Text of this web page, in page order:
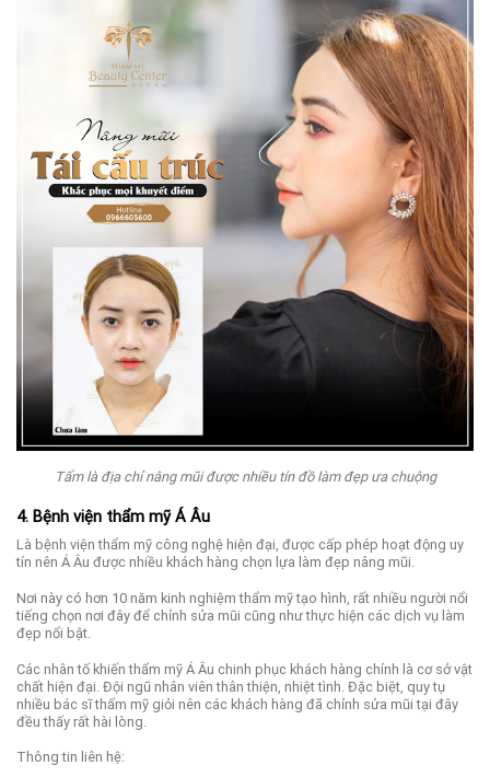
Tấm là địa chỉ nâng mũi được nhiều tín đồ làm đẹp ưa chuộng
4. Bệnh viện thẩm mỹ Á Âu
Là bệnh viện thẩm mỹ công nghệ hiện đại, được cấp phép hoạt động uy
tín nên Á Âu được nhiều khách hàng chọn lựa làm đẹp nâng mũi.
Nơi này có hơn 10 năm kinh nghiệm thẩm mỹ tạo hình, rất nhiều người nổi
tiếng chọn nơi đây để chỉnh sửa mũi cũng như thực hiện các dịch vụ làm
đẹp nổi bật.
Các nhân tố khiến thẩm mỹ Á Âu chinh phục khách hàng chính là cơ sở vật
chất hiện đại. Đội ngũ nhân viên thân thiện, nhiệt tình. Đặc biệt, quy tụ
nhiều bác sĩ thẩm mỹ giỏi nên các khách hàng đã chỉnh sửa mũi tại đây
đều thấy rất hài lòng.
Thông tin liên hệ: